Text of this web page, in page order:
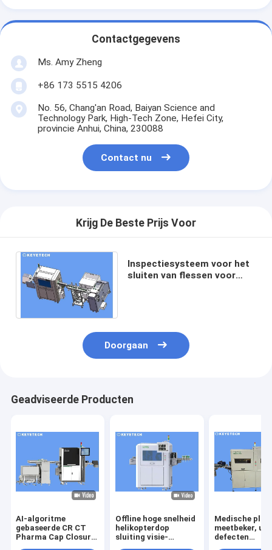
Contactgegevens
Ms. Amy Zheng
+86 173 5515 4206
No. 56, Chang'an Road, Baiyan Science and
Technology Park, High-Tech Zone, Hefei City,
provincie Anhui, China, 230088
Contact nu
Krijg De Beste Prijs Voor
Inspectiesysteem voor het
sluiten van flessen voor
Doorgaan
Geadviseerde Producten
AI-algoritme
gebaseerde CR CT
Pharma Cap Closure
Offline hoge snelheid
helikopterdop
sluiting visie-
Medische
meetbeker,
defecten